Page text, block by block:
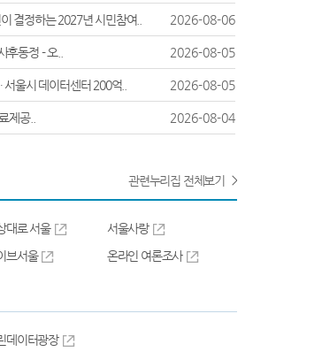
결정하는 2027년 시민참여.. 2026-08-06
동정 - 오.. 2026-08-05
울시 데이터센터 200억.. 2026-08-05
제공.. 2026-08-04
관련누리집 전체보기
대로 서울
서울사랑
브서울
온라인 여론조사
데이터광장